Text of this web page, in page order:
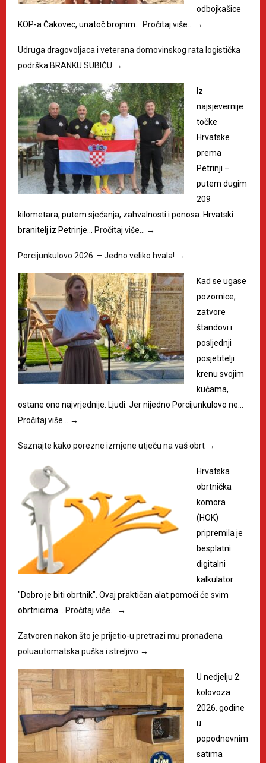
odbojkašice
KOP-a Čakovec, unatoč brojnim…
Pročitaj više… →
Udruga dragovoljaca i veterana domovinskog rata logistička
podrška BRANKU SUBIĆU →
Iz
najsjevernije
točke
Hrvatske
prema
Petrinji –
putem dugim
209
kilometara, putem sjećanja, zahvalnosti i ponosa. Hrvatski
branitelj iz Petrinje…
Pročitaj više… →
Porcijunkulovo 2026. – Jedno veliko hvala! →
Kad se ugase
pozornice,
zatvore
štandovi i
posljednji
posjetitelji
krenu svojim
kućama,
ostane ono najvrjednije. Ljudi. Jer nijedno Porcijunkulovo ne…
Pročitaj više…
→
Saznajte kako porezne izmjene utječu na vaš obrt →
Hrvatska
obrtnička
komora
(HOK)
pripremila je
besplatni
digitalni
kalkulator
"Dobro je biti obrtnik". Ovaj praktičan alat pomoći će svim
obrtnicima…
Pročitaj više… →
Zatvoren nakon što je prijetio-u pretrazi mu pronađena
poluautomatska puška i streljivo →
U nedjelju 2.
kolovoza
2026. godine
u
popodnevnim
satima